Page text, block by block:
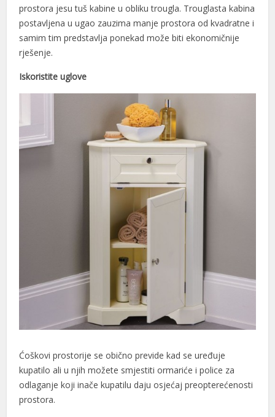
prostora jesu tuš kabine u obliku trougla. Trouglasta kabina
postavljena u ugao zauzima manje prostora od kvadratne i
samim tim predstavlja ponekad može biti ekonomičnije
rješenje.
Iskoristite uglove
Ćoškovi prostorije se obično previde kad se uređuje
kupatilo ali u njih možete smjestiti ormariće i police za
odlaganje koji inače kupatilu daju osjećaj preopterećenosti
prostora.